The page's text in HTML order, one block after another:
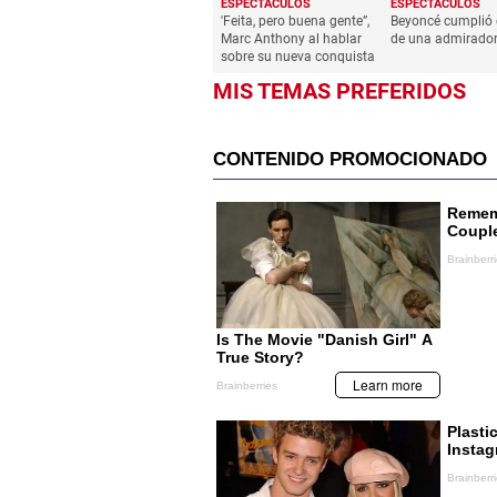
ESPECTÁCULOS
'Feita, pero buena gente”,
Marc Anthony al hablar
sobre su nueva conquista
ESPECTÁCULOS
Beyoncé cumplió
de una
MIS TEMAS PREFERIDOS